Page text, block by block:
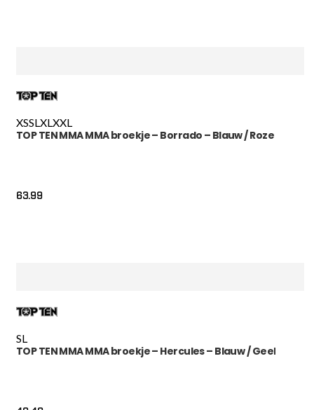
XSSL XL XXL
TOP TEN MMA MMA broekje – Borrado – Blauw / Roze
63.99
SL
TOP TEN MMA MMA broekje – Hercules – Blauw / Geel